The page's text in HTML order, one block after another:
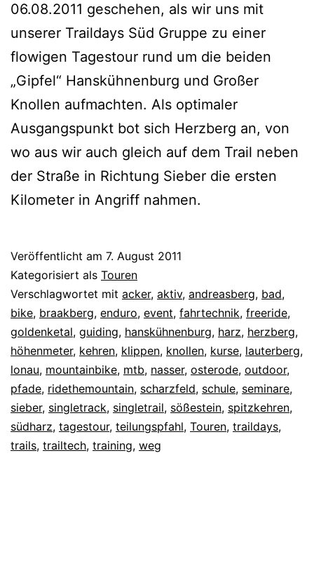
06.08.2011 geschehen, als wir uns mit
unserer Traildays Süd Gruppe zu einer
flowigen Tagestour rund um die beiden
„Gipfel“ Hanskühnenburg und Großer
Knollen aufmachten. Als optimaler
Ausgangspunkt bot sich Herzberg an, von
wo aus wir auch gleich auf dem Trail neben
der Straße in Richtung Sieber die ersten
Kilometer in Angriff nahmen.
Veröffentlicht am 7. August 2011
Kategorisiert als Touren
Verschlagwortet mit acker, aktiv, andreasberg, bad,
bike, braakberg, enduro, event, fahrtechnik, freeride,
goldenketal, guiding, hanskühnenburg, harz, herzberg,
höhenmeter, kehren, klippen, knollen, kurse, lauterberg,
lonau, mountainbike, mtb, nasser, osterode, outdoor,
pfade, ridethemountain, scharzfeld, schule, seminare,
sieber, singletrack, singletrail, sößestein, spitzkehren,
südharz, tagestour, teilungspfahl, Touren, traildays,
trails, trailtech, training, weg